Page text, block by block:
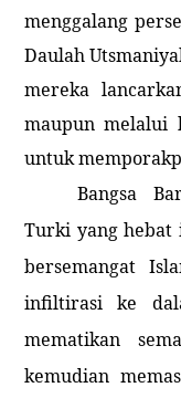
menggalang
Daulah
mereka
maupun melalui
untuk
Bangsa
Turki yang hebat
bersemangat
infiltirasi ke
mematikan
kemudian